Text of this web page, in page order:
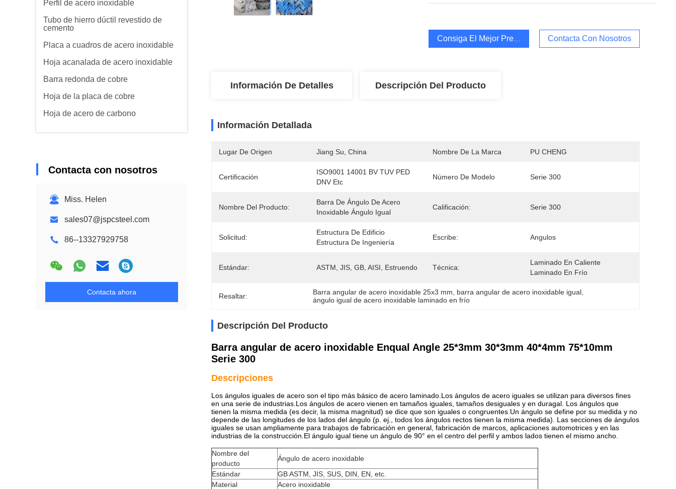
Perfil de acero inoxidable
Tubo de hierro dúctil revestido de
cemento
Placa a cuadros de acero inoxidable
Hoja acanalada de acero inoxidable
Barra redonda de cobre
Hoja de la placa de cobre
Hoja de acero de carbono
Contacta con nosotros
Miss. Helen
sales07@jspcsteel.com
86--13327929758
Contacta ahora
Consiga El Mejor Precio Contacta Con Nosotros
Información De Detalles Descripción Del Producto
Información Detallada
Lugar De Origen Jiang Su, China Nombre De La Marca PU CHENG
Certificación
ISO9001 14001 BV TUV PED
DNV Etc
Número De Modelo Serie 300
Nombre Del Producto:
Barra De Ángulo De Acero
Inoxidable Ángulo Igual
Calificación: Serie 300
Solicitud:
Estructura De Edificio
Estructura De Ingeniería
Escribe: Angulos
Estándar: ASTM, JIS, GB, AISI, Estruendo Técnica:
Laminado En Caliente
Laminado En Frío
Resaltar: Barra angular de acero inoxidable 25x3 mm barra angular de acero inoxidable igual
ángulo igual de acero inoxidable laminado en frío
Descripción Del Producto
Barra angular de acero inoxidable Enqual Angle 25*3mm 30*3mm 40*4mm 75*10mm
Serie 300
Descripciones
Los ángulos iguales de acero son el tipo más básico de acero laminado.Los ángulos de acero iguales se utilizan para diversos fines
en una serie de industrias.Los ángulos de acero vienen en tamaños iguales, tamaños desiguales y en duragal. Los ángulos que
tienen la misma medida (es decir, la misma magnitud) se dice que son iguales o congruentes.Un ángulo se define por su medida y no
depende de las longitudes de los lados del ángulo (p. ej., todos los ángulos rectos tienen la misma medida). Las secciones de ángulos
iguales se usan ampliamente para trabajos de fabricación en general, fabricación de marcos, aplicaciones automotrices y en las
industrias de la construcción.El ángulo igual tiene un ángulo de 90° en el centro del perfil y ambos lados tienen el mismo ancho.
Nombre del
producto
Ángulo de acero inoxidable
Estándar
GB ASTM, JIS, SUS, DIN, EN, etc.
Material
Acero inoxidable